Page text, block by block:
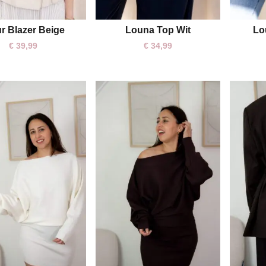
S M L
Blazer Beige
€ 39,99
M L
Louna Top Wit
€34,99